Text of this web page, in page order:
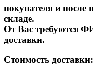
покупателя и после
складе.
От Вас требуются
доставки.
Стоимость доставки: